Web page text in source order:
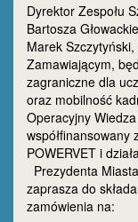
Dyrektor Zespołu
Bartosza
Marek
Zamawiającym,
zagraniczne dla
oraz mobilność
Operacyjny
współfinansowany
POWERVET i
Prezydenta
zaprasza do
zamówienia na: